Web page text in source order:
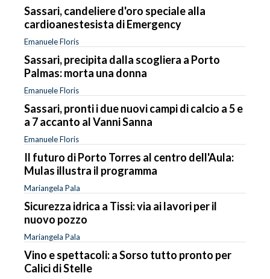
Sassari, candeliere d'oro speciale alla
cardioanestesista di Emergency
Emanuele Floris
Sassari, precipita dalla scogliera a Porto
Palmas: morta una donna
Emanuele Floris
Sassari, pronti i due nuovi campi di calcio a 5 e
a 7 accanto al Vanni Sanna
Emanuele Floris
Il futuro di Porto Torres al centro dell'Aula:
Mulas illustra il programma
Mariangela Pala
Sicurezza idrica a Tissi: via ai lavori per il
nuovo pozzo
Mariangela Pala
Vino e spettacoli: a Sorso tutto pronto per
Calici di Stelle